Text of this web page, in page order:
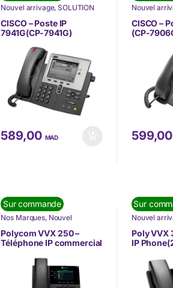
Nouvel arrivage,SOLUTION
DE COMMUNICATION
TÉLÉPHONIE,Téléphonie IP
(VoIP)
CISCO – Poste IP
7941G(CP-7941G)
589,00 MAD
Nouvel
DE
(VoIP)
CISCO –
(CP-
Sur commande
Nos Marques, Nouvel
,POLY
COMMUNICATION,
TÉLÉPHONIE ,Téléphonie IP
(VoIP)
Polycom VVX 250 –
Téléphone IP commercial
Sur
Nouvel
SOLUTION
(VoIP)
Poly VVX
IP